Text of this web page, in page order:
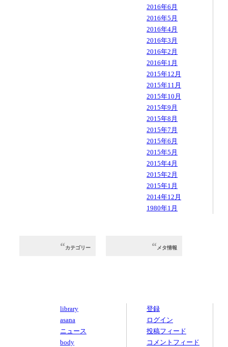
2016年6月
2016年5月
2016年4月
2016年3月
2016年2月
2016年1月
2015年12月
2015年11月
2015年10月
2015年9月
2015年8月
2015年7月
2015年6月
2015年5月
2015年4月
2015年2月
2015年1月
2014年12月
1980年1月
カテゴリー
library
asana
ニュース
body
メタ情報
登録
ログイン
投稿フィード
コメントフィード